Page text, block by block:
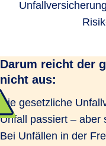
Darum reicht der
nicht aus:
Die gesetzliche
Unfall passiert – aber
Bei Unfällen in der